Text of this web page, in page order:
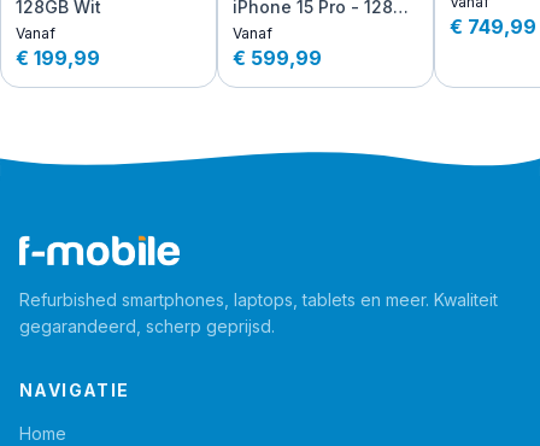
128GB Wit
Vanaf
€ 199,99
iPhone 15 Pro - 128GB
- Titanium
Vanaf
€ 599,99
Titanium
€ 749,99
Refurbished smartphones, laptops, tablets en meer. Kwaliteit
gegarandeerd, scherp geprijsd.
NAVIGATIE
Home